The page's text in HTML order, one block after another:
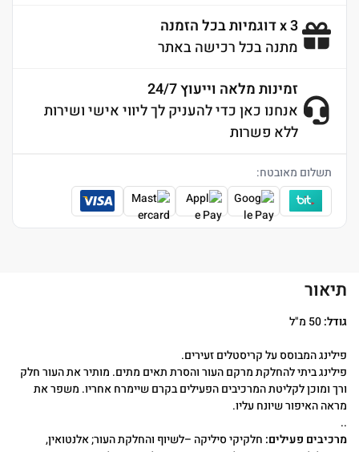
3 x דוגמיות בכל הזמנה
מתנה בכל רכישה באתר
זמינות מלאה וייעוץ 24/7
אנחנו כאן כדי להעניק לך ליווי אישי ושירות
ללא פשרות
תשלום מאובטח:
תיאור
גודל:
פילינג המבוסס על קריסטלים זעירים.
פילינג ביתי להחלקת מרקם העור והסרת תאים מתים. מותיר את העור חלק
ורך ומוכן לקליטת המרכיבים הפעילים בקרם שיימרח אחריו. משפר את
מראה האיפור שיונח עליו.
..
מרכיבים פעילים: חלקיקי סיליקה –לשיוף והחלקת העור; אלנטואין,